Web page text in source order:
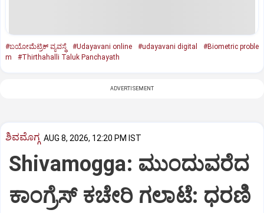
#ಬಯೋಮೆಟ್ರಿಕ್‌ ವ್ಯವಸ್ಥೆ #Udayavani online #udayavani digital
#Biometric proble
m
#Thirthahalli Taluk Panchayath
ADVERTISEMENT
ಶಿವಮೊಗ್ಗ AUG 8, 2026, 12:20 PM IST
Shivamogga: ಮುಂದುವರೆದ
ಕಾಂಗ್ರೆಸ್ ಕಚೇರಿ ಗಲಾಟೆ: ಧರಣಿ